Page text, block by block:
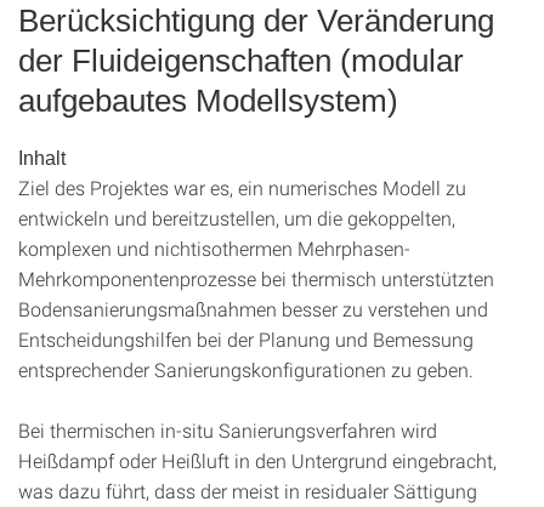
Berücksichtigung der Veränderung
der Fluideigenschaften (modular
aufgebautes Modellsystem)
Inhalt
Ziel des Projektes war es, ein numerisches Modell zu
entwickeln und bereitzustellen, um die gekoppelten,
komplexen und nichtisothermen Mehrphasen-
Mehrkomponentenprozesse bei thermisch unterstützten
Bodensanierungsmaßnahmen besser zu verstehen und
Entscheidungshilfen bei der Planung und Bemessung
entsprechender Sanierungskonfigurationen zu geben.
Bei thermischen in-situ Sanierungsverfahren wird
Heißdampf oder Heißluft in den Untergrund eingebracht,
was dazu führt, dass der meist in residualer Sättigung